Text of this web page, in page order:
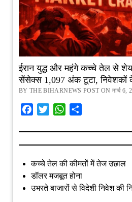
ईरान युद्ध और महंगे कच्चे तेल से शेयर
सेंसेक्स 1,097 अंक टूटा, निवेशकों
BY THE BIHARNEWS POST ON मार्च 6,
Facebook
TwitterWhatsApp
कच्चे तेल की कीमतों में तेज उछाल
डॉलर मजबूत होना
उभरते बाजारों से विदेशी निवेश की